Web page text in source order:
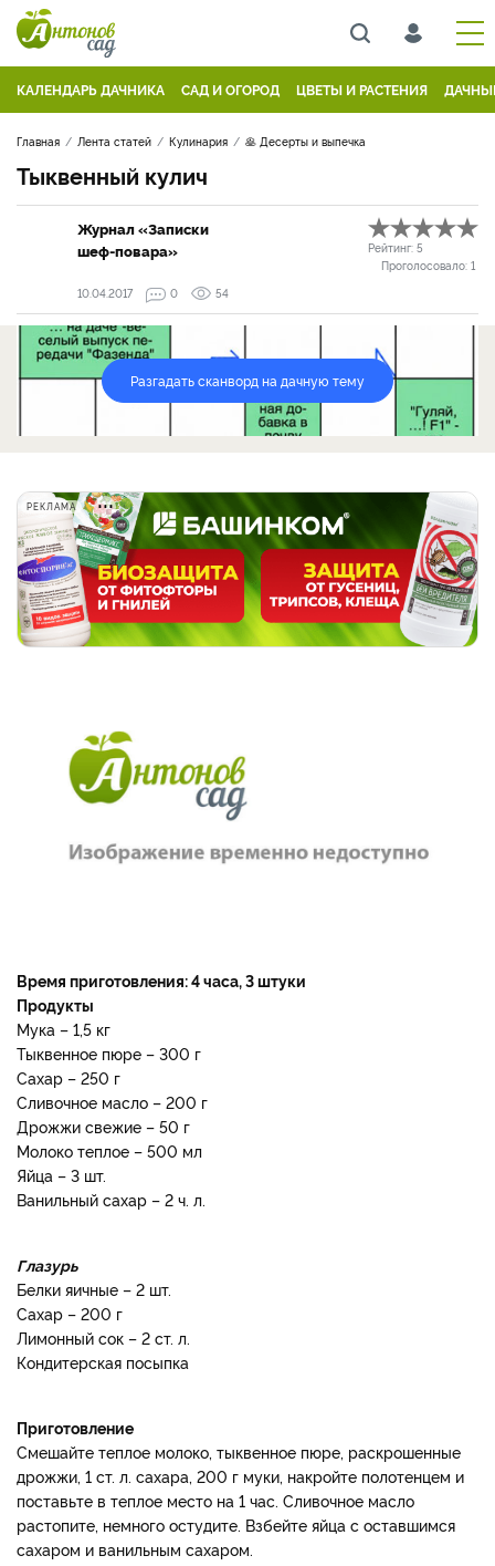
КАЛЕНДАРЬ ДАЧНИКА САД И ОГОРОД ЦВЕТЫ И РАСТЕНИЯ
Главная Лента статей Кулинария 🥞 Десерты и выпечка
Тыквенный кулич
Журнал «Записки
шеф-повара»
Рейтинг: 5
Проголосовало: 1
10.04.2017
0 54
Разгадать сканворд на дачную тему
РЕКЛАМА
Время приготовления: 4 часа, 3 штуки
Продукты
Мука – 1,5 кг
Тыквенное пюре – 300 г
Сахар – 250 г
Сливочное масло – 200 г
Дрожжи свежие – 50 г
Молоко теплое – 500 мл
Яйца – 3 шт.
Ванильный сахар – 2 ч. л.
Глазурь
Белки яичные – 2 шт.
Сахар – 200 г
Лимонный сок – 2 ст. л.
Кондитерская посыпка
Приготовление
Смешайте теплое молоко, тыквенное пюре, раскрошенные
дрожжи, 1 ст. л. сахара, 200 г муки, накройте полотенцем и
поставьте в теплое место на 1 час. Сливочное масло
растопите, немного остудите. Взбейте яйца с оставшимся
сахаром и ванильным сахаром.